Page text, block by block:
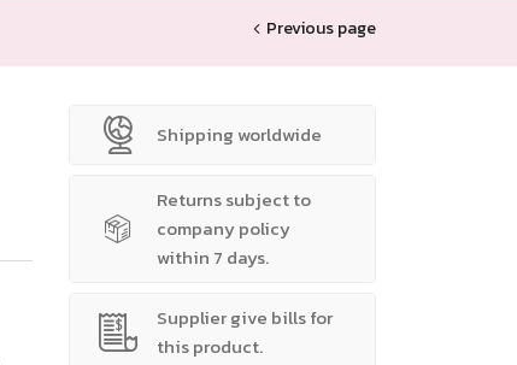
Previous page
Shipping worldwide
Returns subject to
company policy
within 7 days.
Supplier give bills for
this product.